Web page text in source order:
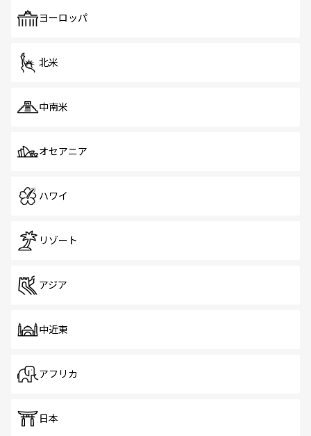
で、ホーカーズは地元の風情を楽しめる外せないスポット
ヨーロッパ
北米
中南米
オセアニア
ハワイ
リゾート
アジア
中近東
アフリカ
日本